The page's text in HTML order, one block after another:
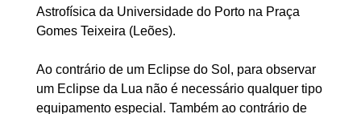
Astrofísica da Universidade do Porto na Praça
Gomes Teixeira (Leões).
Ao contrário de um Eclipse do Sol, para observar
um Eclipse da Lua não é necessário qualquer tipo
equipamento especial. Também ao contrário de